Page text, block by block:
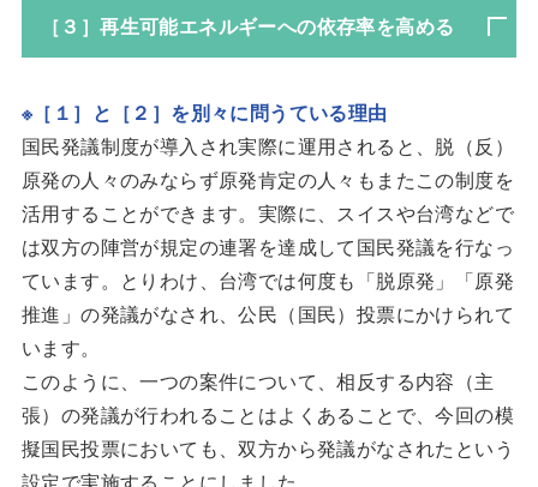
［３］再生可能エネルギーへの依存率を高める
※［１］と［２］を別々に問うている理由
国民発議制度が導入され実際に運用されると、脱（反）
原発の人々のみならず原発肯定の人々もまたこの制度を
活用することができます。実際に、スイスや台湾などで
は双方の陣営が規定の連署を達成して国民発議を行なっ
ています。とりわけ、台湾では何度も「脱原発」「原発
推進」の発議がなされ、公民（国民）投票にかけられて
います。
このように、一つの案件について、相反する内容（主
張）の発議が行われることはよくあることで、今回の模
擬国民投票においても、双方から発議がなされたという